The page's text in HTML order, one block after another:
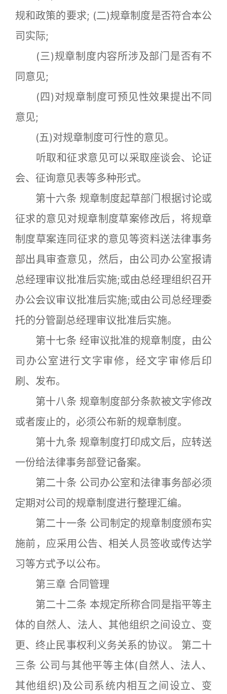
规和政策的要求; (二)规章制度是否符合本公
司实际;
(三)规章制度内容所涉及部门是否有不
同意见;
(四)对规章制度可预见性效果提出不同
意见;
(五)对规章制度可行性的意见。
听取和征求意见可以采取座谈会、论证
会、征询意见表等多种形式。
第十六条 规章制度起草部门根据讨论或
征求的意见对规章制度草案修改后，将规章
制度草案连同征求的意见等资料送法律事务
部出具审查意见，然后，由公司办公室报请
总经理审议批准后实施;或由总经理组织召开
办公会议审议批准后实施;或由公司总经理委
托的分管副总经理审议批准后实施。
第十七条 经审议批准的规章制度，由公
司办公室进行文字审修，经文字审修后印
刷、发布。
第十八条 规章制度部分条款被文字修改
或者废止的，必须公布新的规章制度。
第十九条 规章制度打印成文后，应转送
一份给法律事务部登记备案。
第二十条 公司办公室和法律事务部必须
定期对公司的规章制度进行整理汇编。
第二十一条 公司制定的规章制度颁布实
施前，应采用公告、相关人员签收或传达学
习等方式予以公布。
第三章 合同管理
第二十二条 本规定所称合同是指平等主
体的自然人、法人、其他组织之间设立、变
更、终止民事权利义务关系的协议。 第二十
三条 公司与其他平等主体(自然人、法人、
其他组织)及公司系统内相互之间设立、变